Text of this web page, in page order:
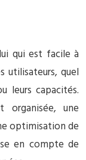
qui est facile à
utilisateurs, quel
leurs capacités.
organisée, une
optimisation de
en compte de